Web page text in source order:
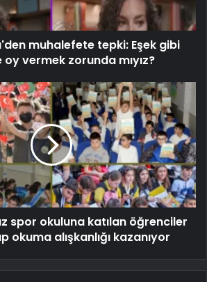
muhalefete tepki: Eşek gibi
vermek zorunda mıyız?
spor okuluna katılan öğrenciler
okuma alışkanlığı kazanıyor